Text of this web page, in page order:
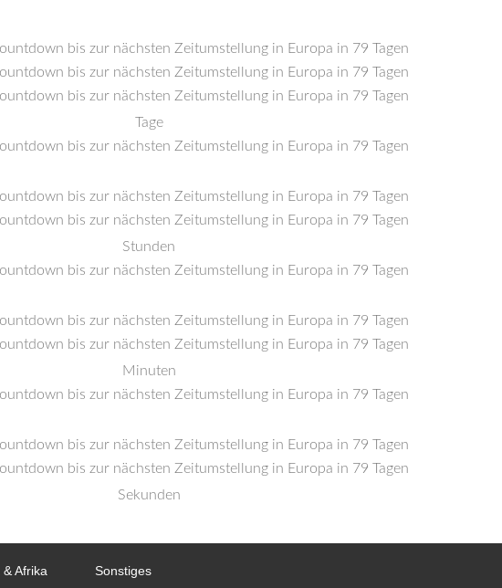
Tage
Stunden
Minuten
Sekunden
Afrika Sonstiges